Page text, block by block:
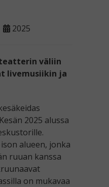
2025
väliin
livemusiikin ja
2025 alussa
alueen, jonka
ruuan kanssa
on mukavaa